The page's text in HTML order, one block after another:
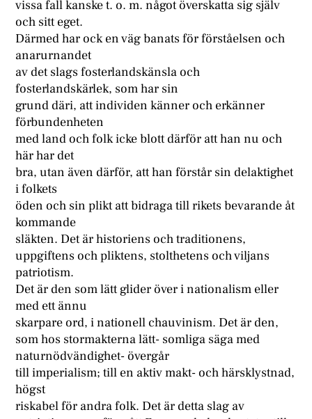
vissa fall kanske t. o. m. något överskatta sig själv
och sitt eget.
Därmed har ock en väg banats för förståelsen och
anarurnandet
av det slags fosterlandskänsla och
fosterlandskärlek, som har sin
grund däri, att individen känner och erkänner
förbundenheten
med land och folk icke blott därför att han nu och
här har det
bra, utan även därför, att han förstår sin delaktighet
i folkets
öden och sin plikt att bidraga till rikets bevarande åt
kommande
släkten. Det är historiens och traditionens,
uppgiftens och pliktens, stolthetens och viljans
patriotism.
Det är den som lätt glider över i nationalism eller
med ett ännu
skarpare ord, i nationell chauvinism. Det är den,
som hos stormakterna lätt- somliga säga med
naturnödvändighet- övergår
till imperialism; till en aktiv makt- och härsklystnad,
högst
riskabel för andra folk. Det är detta slag av